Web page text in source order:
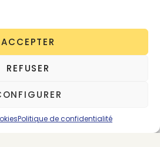
ACCEPTER
REFUSER
Politique de confidentialité
marges décentes.